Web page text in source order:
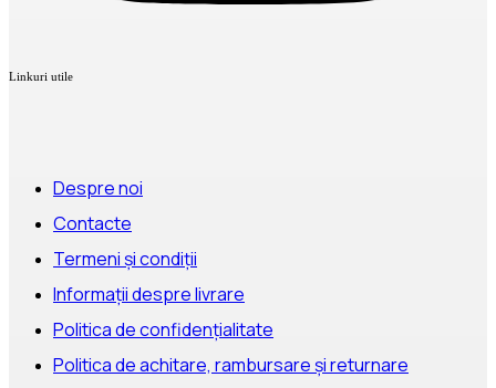
Linkuri utile
Despre noi
Contacte
Termeni și condiții
Informații despre livrare
Politica de confidențialitate
Politica de achitare, rambursare și returnare